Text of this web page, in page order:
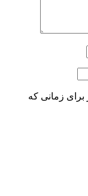
برای زمانی که